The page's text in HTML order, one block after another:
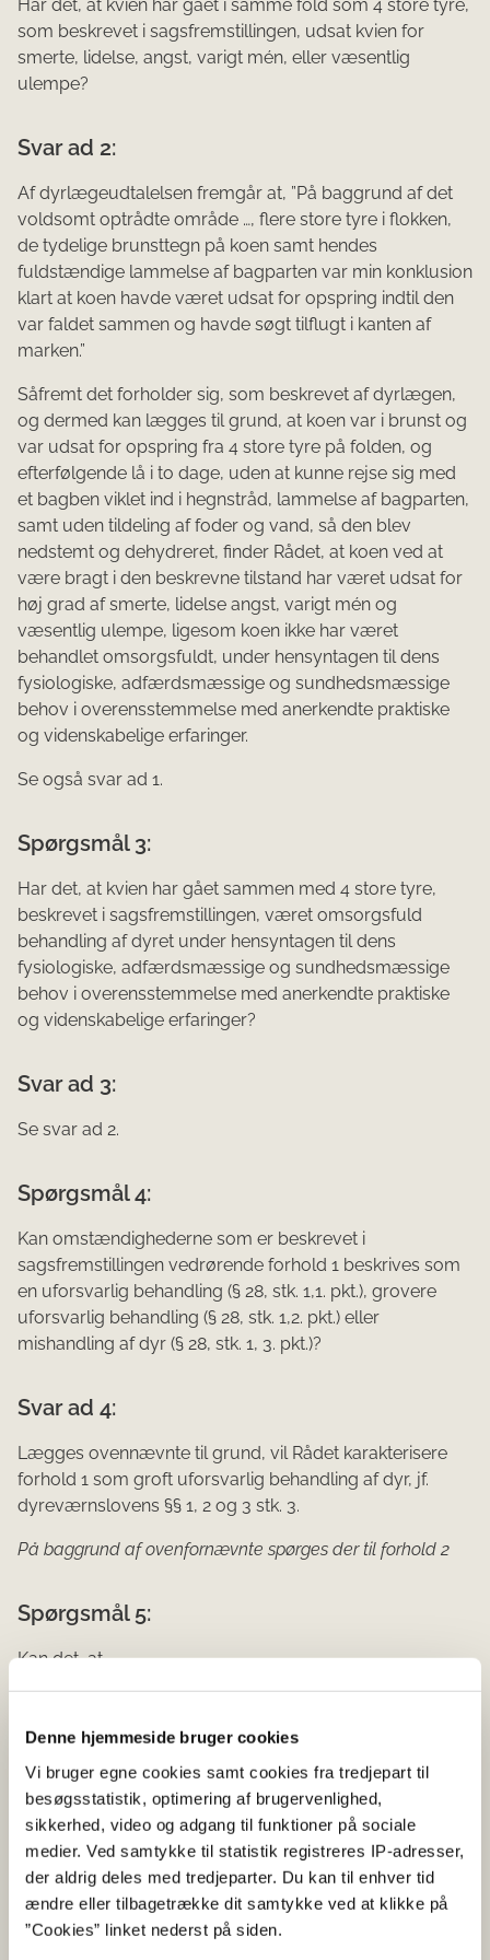
Denne hjemmeside bruger cookies
Vi bruger egne cookies samt cookies fra tredjepart til
besøgsstatistik, optimering af brugervenlighed,
sikkerhed, video og adgang til funktioner på sociale
medier. Ved samtykke til statistik registreres IP-adresser,
der aldrig deles med tredjeparter. Du kan til enhver tid
ændre eller tilbagetrække dit samtykke ved at klikke på
”Cookies” linket nederst på siden.
Har det, at kvien har gået i samme fold som 4 store tyre,
som beskrevet i sagsfremstillingen, udsat kvien for
smerte, lidelse, angst, varigt mén, eller væsentlig
ulempe?
Svar ad 2:
Af dyrlægeudtalelsen fremgår at, ”På baggrund af det
voldsomt optrådte område …, flere store tyre i flokken,
de tydelige brunsttegn på koen samt hendes
fuldstændige lammelse af bagparten var min konklusion
klart at koen havde været udsat for opspring indtil den
var faldet sammen og havde søgt tilflugt i kanten af
marken.”
Såfremt det forholder sig, som beskrevet af dyrlægen,
og dermed kan lægges til grund, at koen var i brunst og
var udsat for opspring fra 4 store tyre på folden, og
efterfølgende lå i to dage, uden at kunne rejse sig med
et bagben viklet ind i hegnstråd, lammelse af bagparten,
samt uden tildeling af foder og vand, så den blev
nedstemt og dehydreret, finder Rådet, at koen ved at
være bragt i den beskrevne tilstand har været udsat for
høj grad af smerte, lidelse angst, varigt mén og
væsentlig ulempe, ligesom koen ikke har været
behandlet omsorgsfuldt, under hensyntagen til dens
fysiologiske, adfærdsmæssige og sundhedsmæssige
behov i overensstemmelse med anerkendte praktiske
og videnskabelige erfaringer.
Se også svar ad 1.
Spørgsmål 3:
Har det, at kvien har gået sammen med 4 store tyre,
beskrevet i sagsfremstillingen, været omsorgsfuld
behandling af dyret under hensyntagen til dens
fysiologiske, adfærdsmæssige og sundhedsmæssige
behov i overensstemmelse med anerkendte praktiske
og videnskabelige erfaringer?
Svar ad 3:
Se svar ad 2.
Spørgsmål 4:
Kan omstændighederne som er beskrevet i
sagsfremstillingen vedrørende forhold 1 beskrives som
en uforsvarlig behandling (§ 28, stk. 1,1. pkt.), grovere
uforsvarlig behandling (§ 28, stk. 1,2. pkt.) eller
mishandling af dyr (§ 28, stk. 1, 3. pkt.)?
Svar ad 4:
Lægges ovennævnte til grund, vil Rådet karakterisere
forhold 1 som groft uforsvarlig behandling af dyr, jf.
dyreværnslovens §§ 1, 2 og 3 stk. 3.
På baggrund af ovenfornævnte spørges der til forhold 2
Spørgsmål 5:
Kan det, at
en ko med løbenr. X så meget tynd ud
en yngre kvie uden øremærke var meget tynd og
hendes huld ikke var tilstrækkelig til at gå ude
permanent
dyrene ikke havde adgang til drikkevand
at den mindre vognport som kreaturerne havde
adgang til ikke var stor nok til, at alle dyr kunne
opholde sig der samtidig